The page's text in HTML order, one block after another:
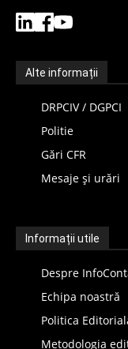
Alte informații
DRPCIV / DGPCI
Politie
Gări CFR
Mesaje și urări
Informații utile
Despre
Echipa noastră
Politica
Metodologia